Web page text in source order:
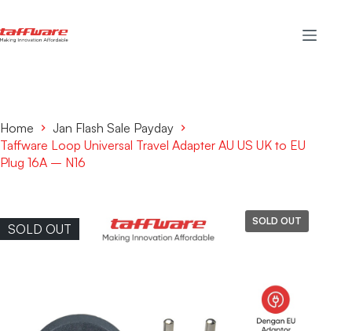
Home
Jan Flash Sale Payday
Taffware Loop Universal Travel Adapter AU US UK to EU
Plug 16A – N16
SOLD OUT
SOLD OUT